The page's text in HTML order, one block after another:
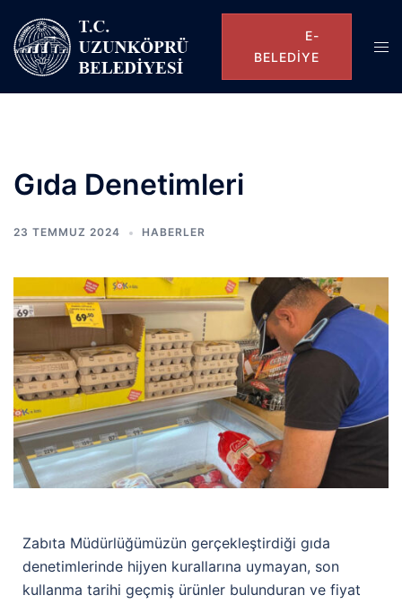
E-
BELEDIYE
Gıda Denetimleri
23 TEMMUZ 2024 HABERLER
Zabıta Müdürlüğümüzün gerçekleştirdiği gıda
denetimlerinde hijyen kurallarına uymayan, son
kullanma tarihi geçmiş ürünler bulunduran ve fiyat